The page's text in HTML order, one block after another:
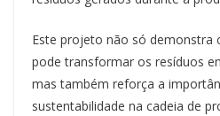
Este projeto não só demonstra
pode transformar os resíduos
mas também reforça a
sustentabilidade na cadeia de